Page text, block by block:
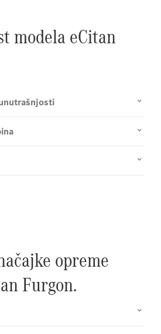
modela eCitan
opreme
Furgon.